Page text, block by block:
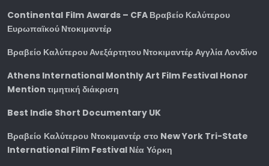
Continental Film Awards – CFA Βραβείο Καλύτερου
Ευρωπαϊκού Ντοκιμαντέρ
Βραβείο Καλύτερου Ανεξάρτητου Ντοκιμαντέρ Αγγλία Λονδίνο
Athens International Monthly Art Film Festival Honor
Mention τιμητική διάκριση
Best Indie Short Documentary UK
Βραβείο Καλύτερου Ντοκιμαντέρ στο New York Tri-State
International Film Festival Νέα Υόρκη